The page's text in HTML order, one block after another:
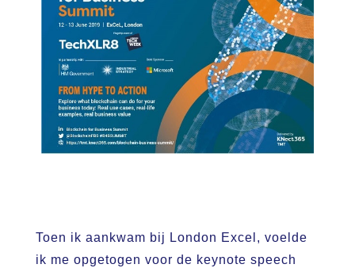
Toen ik aankwam bij London Excel, voelde
ik me opgetogen voor de keynote speech